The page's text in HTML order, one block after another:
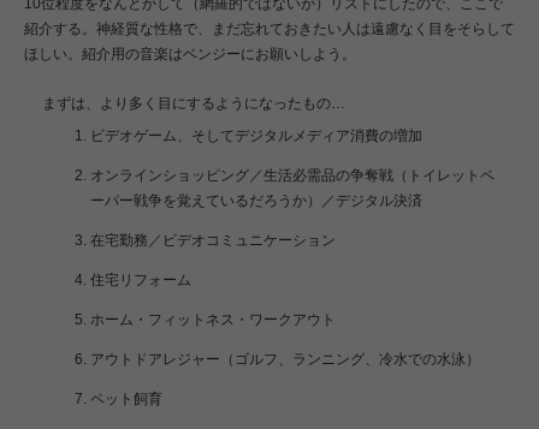
10位程度をなんとかして（網羅的ではないが）リストにしたので、ここで
紹介する。神経質な性格で、まだ忘れておきたい人は遠慮なく目をそらして
ほしい。紹介用の音楽はベンジーにお願いしよう。
まずは、より多く目にするようになったもの…
ビデオゲーム、そしてデジタルメディア消費の増加
オンラインショッピング／生活必需品の争奪戦（トイレットペ
ーパー戦争を覚えているだろうか）／デジタル決済
在宅勤務／ビデオコミュニケーション
住宅リフォーム
ホーム・フィットネス・ワークアウト
アウトドアレジャー（ゴルフ、ランニング、冷水での水泳）
ペット飼育